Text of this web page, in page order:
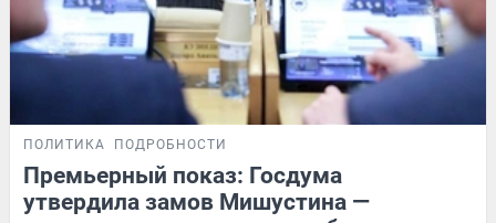
ПОЛИТИКА ПОДРОБНОСТИ
Премьерный показ: Госдума
утвердила замов Мишустина —